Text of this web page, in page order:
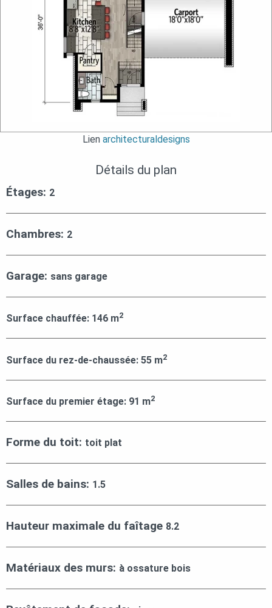
Lien architecturaldesigns
Détails du plan
Étages: 2
Chambres: 2
Garage: sans garage
Surface chauffée: 146 m2
Surface du rez-de-chaussée: 55 m2
Surface du premier étage: 91 m2
Forme du toit: toit plat
Salles de bains: 1.5
Hauteur maximale du faîtage 8.2
Matériaux des murs: à ossature bois